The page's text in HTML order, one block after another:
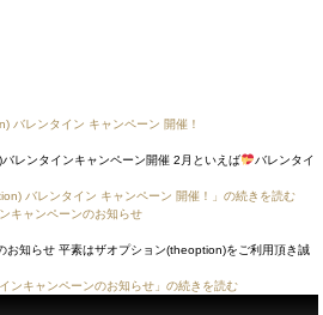
バレンタイン キャンペーン 開催！
レンタインキャンペーン開催 2月といえば
バレンタイ
バレンタイン キャンペーン 開催！」の続きを読む
キャンペーンのお知らせ
お知らせ 平素はザオプション(theoption)をご利用頂き誠
ンキャンペーンのお知らせ」の続きを読む